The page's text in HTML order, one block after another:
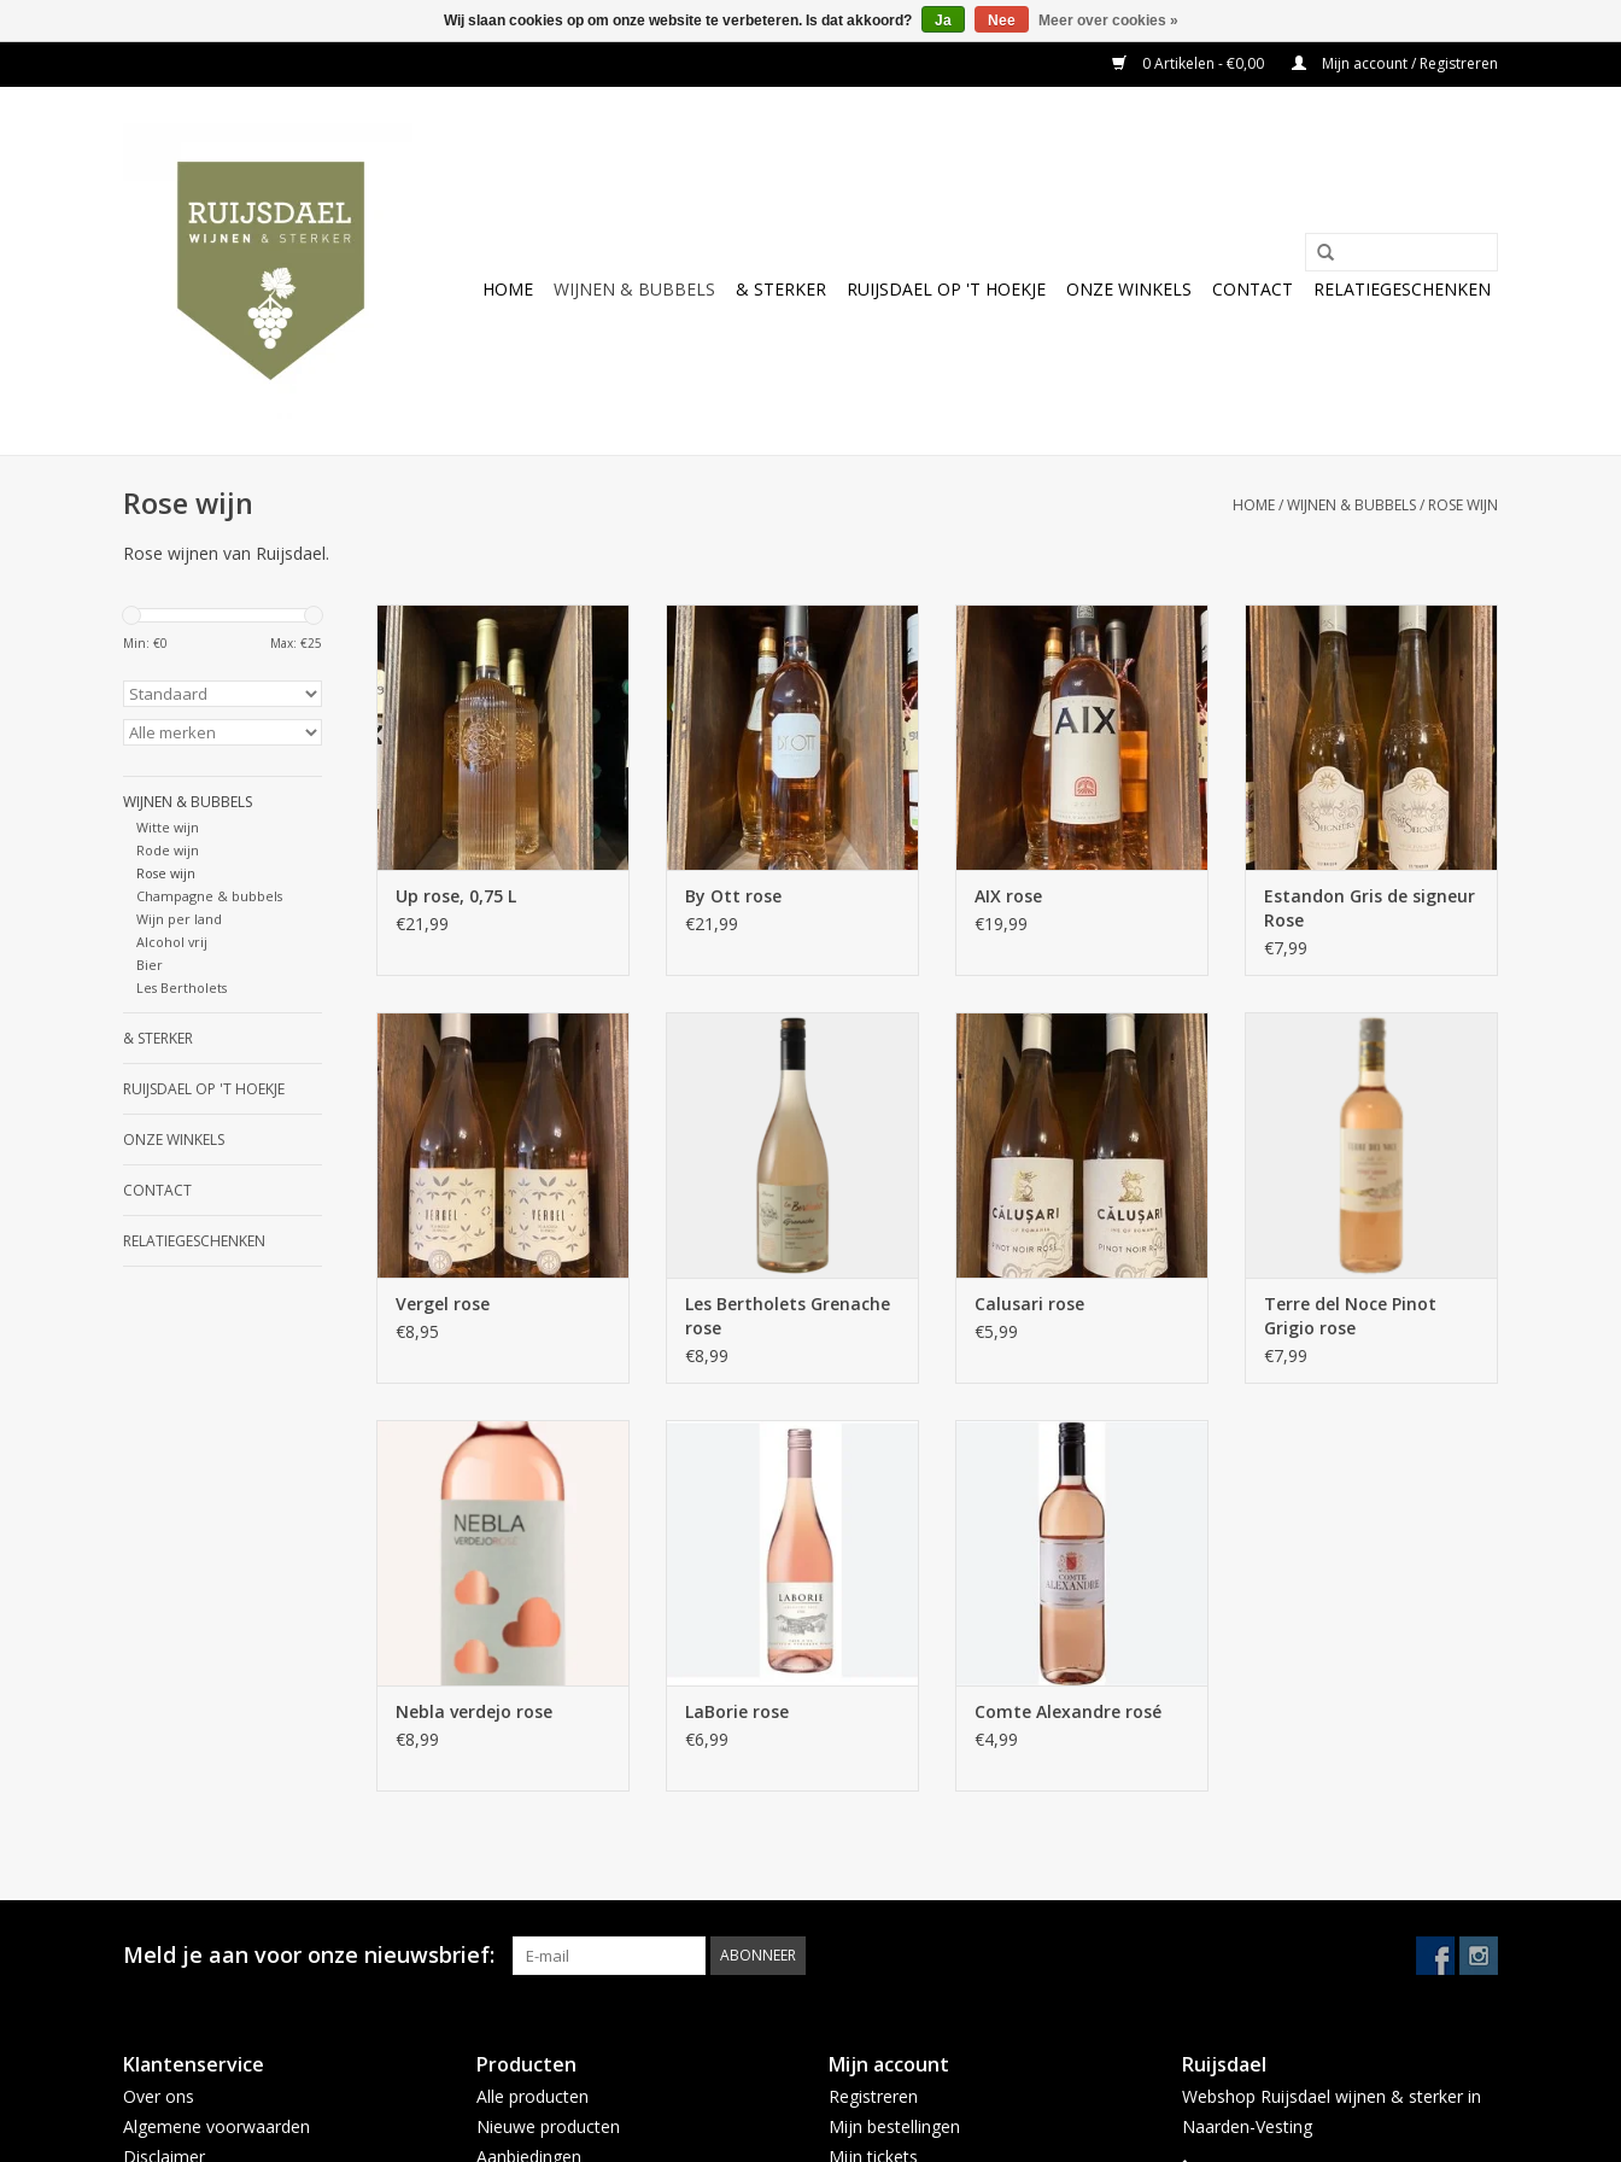
0 Artikelen - €0,00 Mijn account / Registreren
HOME WIJNEN & BUBBELS & STERKER RUIJSDAEL OP 'T HOEKJE ONZE WINKELS CONTACT RELATIEGESCHENKEN
Rose wijn HOME/WIJNEN & BUBBELS/ ROSE WIJN
Rose wijnen van Ruijsdael.
Min: €0 Max: €25
WIJNEN & BUBBELS
Witte wijn
Rode wijn
Rose wijn
Champagne & bubbels
Wijn per land
Alcohol vrij
Bier
Les Bertholets
& STERKER
RUIJSDAEL OP 'T HOEKJE
ONZE WINKELS
CONTACT
RELATIEGESCHENKEN
Up rose, 0,75 L
TOEVOEGEN AAN WINKELWAGEN
Up rose, 0,75 L
€21,99
By Ott rose
TOEVOEGEN AAN WINKELWAGEN
By Ott rose
€21,99
AIX rose
TOEVOEGEN AAN WINKELWAGEN
AIX rose
€19,99
Estandon Gris de signeur Rose
TOEVOEGEN AAN WINKELWAGEN
Estandon Gris de signeur
Rose
€7,99
TOEVOEGEN AAN WINKELWAGEN
Vergel rose
€8,95
Les Bertholets Les Bertholets
Grenache rose
TOEVOEGEN AAN WINKELWAGEN
Les Bertholets Grenache
rose
€8,99
Calusari rose
TOEVOEGEN AAN WINKELWAGEN
Calusari rose
€5,99
Terre del Noce Pinot Grigio rose
TOEVOEGEN AAN WINKELWAGEN
Terre del Noce Pinot
Grigio rose
€7,99
Nebla verdejo rose
TOEVOEGEN AAN WINKELWAGEN
Nebla verdejo rose
€8,99
LaBorie rose
LaBorie rose
€6,99
Comte Alexandre rosé
TOEVOEGEN AAN WINKELWAGEN
Comte Alexandre rosé
€4,99
Meld je aan voor onze nieuwsbrief: ABONNEER
Klantenservice
Over ons
Algemene voorwaarden
Disclaimer
Producten
Alle producten
Nieuwe producten
Aanbiedingen
Mijn account
Registreren
Mijn bestellingen
Mijn tickets
Ruijsdael
Webshop Ruijsdael wijnen & sterker in
Naarden-Vesting
Wij slaan cookies op om onze website te verbeteren. Is dat akkoord? Ja Nee Meer over cookies »